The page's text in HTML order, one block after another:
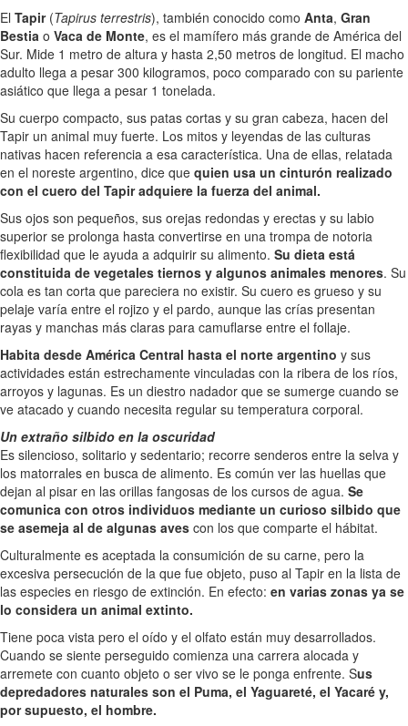
El Tapir(Tapirus terrestris), también conocido como Anta, Gran
Bestia o Vaca de Monte, es el mamífero más grande de América del
Sur. Mide 1 metro de altura y hasta 2,50 metros de longitud. El macho
adulto llega a pesar 300 kilogramos, poco comparado con su pariente
asiático que llega a pesar 1 tonelada.
Su cuerpo compacto, sus patas cortas y su gran cabeza, hacen del
Tapir un animal muy fuerte. Los mitos y leyendas de las culturas
nativas hacen referencia a esa característica. Una de ellas, relatada
en el noreste argentino, dice que quien usa un cinturón realizado
con el cuero del Tapir adquiere la fuerza del animal.
Sus ojos son pequeños, sus orejas redondas y erectas y su labio
superior se prolonga hasta convertirse en una trompa de notoria
flexibilidad que le ayuda a adquirir su alimento. Su dieta está
constituida de vegetales tiernos y algunos animales menores. Su
cola es tan corta que pareciera no existir. Su cuero es grueso y su
pelaje varía entre el rojizo y el pardo, aunque las crías presentan
rayas y manchas más claras para camuflarse entre el follaje.
Habita desde América Central hasta el norte argentino y sus
actividades están estrechamente vinculadas con la ribera de los ríos,
arroyos y lagunas. Es un diestro nadador que se sumerge cuando se
ve atacado y cuando necesita regular su temperatura corporal.
Un extraño silbido en la oscuridad
Es silencioso, solitario y sedentario; recorre senderos entre la selva y
los matorrales en busca de alimento. Es común ver las huellas que
dejan al pisar en las orillas fangosas de los cursos de agua. Se
comunica con otros individuos mediante un curioso silbido que
se asemeja al de algunas aves con los que comparte el hábitat.
Culturalmente es aceptada la consumición de su carne, pero la
excesiva persecución de la que fue objeto, puso al Tapir en la lista de
las especies en riesgo de extinción. En efecto: en varias zonas ya se
lo considera un animal extinto.
Tiene poca vista pero el oído y el olfato están muy desarrollados.
Cuando se siente perseguido comienza una carrera alocada y
arremete con cuanto objeto o ser vivo se le ponga enfrente. Sus
depredadores naturales son el Puma, el Yaguareté, el Yacaré y,
por supuesto, el hombre.